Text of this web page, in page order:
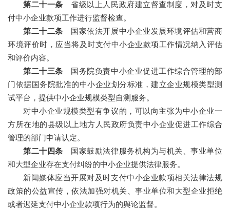
第二十一条 省级以上人民政府建立督查制度，对及时支
付中小企业款项工作进行监督检查。
第二十二条 国家依法开展中小企业发展环境评估和营商
环境评价时，应当将及时支付中小企业款项工作情况纳入评估
和评价内容。
第二十三条 国务院负责中小企业促进工作综合管理的部
门依据国务院批准的中小企业划分标准，建立企业规模类型测
试平台，提供中小企业规模类型自测服务。
对中小企业规模类型有争议的，可以向主张为中小企业一
方所在地的县级以上地方人民政府负责中小企业促进工作综合
管理的部门申请认定。
第二十四条 国家鼓励法律服务机构为与机关、事业单位
和大型企业存在支付纠纷的中小企业提供法律服务。
新闻媒体应当开展对及时支付中小企业款项相关法律法规
政策的公益宣传，依法加强对机关、事业单位和大型企业拒绝
或者迟延支付中小企业款项行为的舆论监督。